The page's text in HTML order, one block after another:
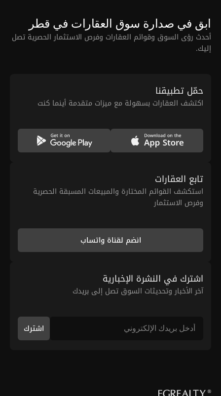
ابق في صدارة سوق العقارات في قطر
أحدث رؤى السوق وقوائم العقارات وفرص الاستثمار الحصرية تصل
إليك.
حمّل تطبيقنا
اكتشف العقارات بسهولة مع ميزات متقدمة أينما كنت
تابع العقارات
استكشف القوائم المختارة والمبيعات المسبقة الحصرية
وفرص الاستثمار
انضم لقناة واتساب
اشترك في النشرة الإخبارية
آخر الأخبار وتحديثات السوق تصل إلى بريدك
اشترك